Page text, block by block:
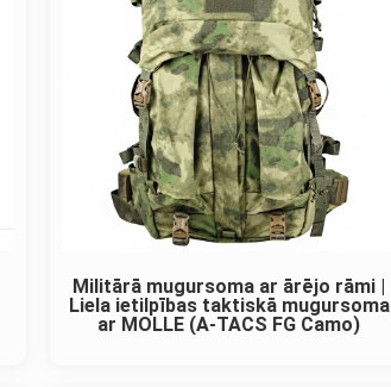
Militārā mugursoma ar ārējo rāmi |
Liela ietilpības taktiskā mugursoma
ar MOLLE (A-TACS FG Camo)